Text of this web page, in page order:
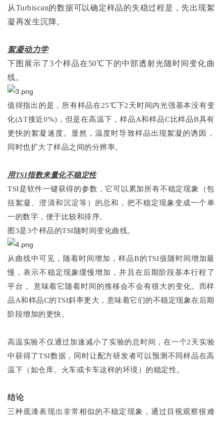
从Turbiscan的数据可以确定样品的失稳过程是，先出现絮
凝再发生沉降。
絮凝动力学
下图展示了3个样品在50℃下的中部透射光随时间变化曲
线。
值得指出的是，所有样品在25℃下2天时间内光强基本没有变
化(ΔT接近0%)，但是在高温下，样品A和样品C比样品B具有
更快的絮凝速度。显然，温度时导致样品出现絮凝的诱因，
同时也扩大了样品之间的分辨率。
用TSI指数来量化不稳定性
TSI是软件一键获得的参数，它可以累加所有不稳定现象（包
括絮凝、澄清和沉淀等）的总和，把不稳定现象变成一个单
一的数字，便于比较和排序。
图3是3个样品的TSI随时间变化曲线。
从曲线中可见，随着时间增加，样品B的TSI值随时间增加最
慢，表示不稳定现象缓慢增加，并且在后期阶段基本行程了
平台， 意味着它随着时间的推移会不会有很大的变化。而样
品A和样品C的TSI斜率更大，意味着它们的不稳定现象在后期
阶段增加的更快。
高温实验不仅通过加速减小了实验的总时间，在一个2天实验
中获得了TSI数据，同时让配方研发者可以预测不同样品在高
温下（如仓库、火车或卡车这样的环境）的稳定性。
结论
三种底漆表现出非常相似的不稳定现象，通过目视观察很难